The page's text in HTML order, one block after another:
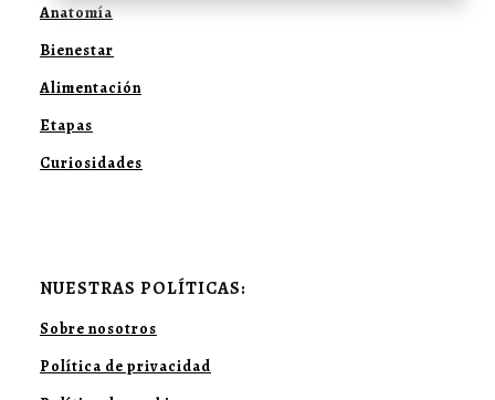
Anatomía
Bienestar
Alimentación
Etapas
Curiosidades
NUESTRAS POLÍTICAS:
Sobre nosotros
Política de privacidad